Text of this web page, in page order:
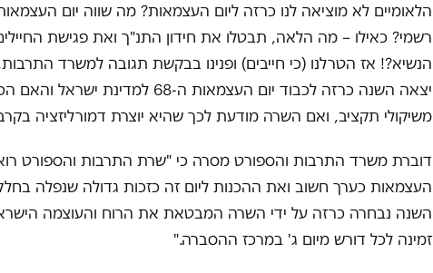
הלאומיים לא מוציאה לנו כרזה ליום העצמאות? מה שווה יום
רשמי? כאילו – מה הלאה, תבטלו את חידון התנ"ך ואת פגישת
הנשיא?! אז הטרלנו (כי חייבים) ופנינו בבקשת תגובה למשרד
יצאה השנה כרזה לכבוד יום העצמאות ה-68
משיקולי תקציב, ואם השרה מודעת לכך שהיא יוצרת דמורליזציה
דוברת משרד התרבות והספורט מסרה כי "שרת התרבות והספורט
העצמאות כערך חשוב ואת ההכנות ליום זה כזכות גדולה שנפלה
השנה נבחרה כרזה על ידי השרה המבטאת את הרוח והעוצמה
זמינה לכל דורש מיום ג' במרכז ההסברה."